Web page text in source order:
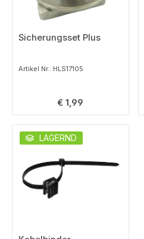
Sicherungsset Plus
Artikel Nr.: HLS17105
Regulärer Preis:
€ 1,99
LAGERND